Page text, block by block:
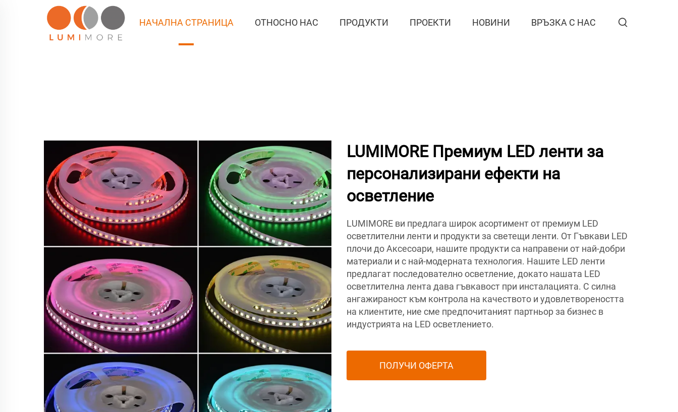
НАЧАЛНА СТРАНИЦА ОТНОСНО НАС ПРОДУКТИ ПРОЕКТИ НОВИНИ ВРЪЗКА С НАС
LUMIMORE Премиум LED ленти за
персонализирани ефекти на
осветление
LUMIMORE ви предлага широк асортимент от премиум LED
осветлителни ленти и продукти за светещи ленти. От Гъвкави LED
плочи до Аксесоари, нашите продукти са направени от най-добри
материали и с най-модерната технология. Нашите LED ленти
предлагат последователно осветление, докато нашата LED
осветлителна лента дава гъвкавост при инсталацията. С силна
ангажираност към контрола на качеството и удовлетвореността
на клиентите, ние сме предпочитаният партньор за бизнес в
индустрията на LED осветлението.
ПОЛУЧИ ОФЕРТА